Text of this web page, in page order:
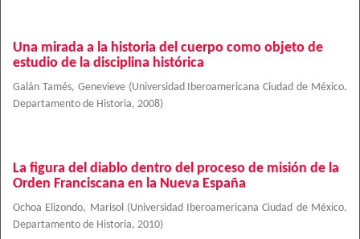
Una mirada a la historia del cuerpo como objeto de
estudio de la disciplina histórica
Galán Tamés, Genevieve (Universidad Iberoamericana Ciudad de México.
Departamento de Historia, 2008)
La figura del diablo dentro del proceso de misión de la
Orden Franciscana en la Nueva España
Ochoa Elizondo, Marisol (Universidad Iberoamericana Ciudad de México.
Departamento de Historia, 2010)